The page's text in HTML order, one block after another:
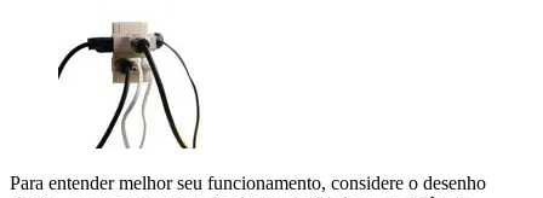
Para entender melhor seu funcionamento, considere o desenho